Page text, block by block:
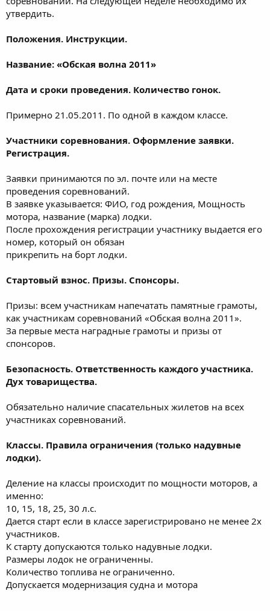
утвердить.
Положения. Инструкции.
Название: «Обская волна 2011»
Дата и сроки проведения. Количество гонок.
Примерно 21.05.2011. По одной в каждом классе.
Участники соревнования. Оформление заявки.
Регистрация.
Заявки принимаются по эл. почте или на месте
проведения соревнований.
В заявке указывается: ФИО, год рождения, Мощность
мотора, название (марка) лодки.
После прохождения регистрации участнику выдается его
номер, который он обязан
прикрепить на борт лодки.
Стартовый взнос. Призы. Спонсоры.
Призы: всем участникам напечатать памятные грамоты,
как участникам соревнований «Обская волна 2011».
За первые места наградные грамоты и призы от
спонсоров.
Безопасность. Ответственность каждого участника.
Дух товарищества.
Обязательно наличие спасательных жилетов на всех
участниках соревнований.
Классы. Правила ограничения (только надувные
лодки).
Деление на классы происходит по мощности моторов, а
именно:
10, 15, 18, 25, 30 л.с.
Дается старт если в классе зарегистрировано не менее 2х
участников.
К старту допускаются только надувные лодки.
Размеры лодок не ограниченны.
Количество топлива не ограниченно.
Допускается модернизация судна и мотора